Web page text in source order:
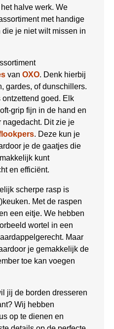
halve werk. We
met handige
je niet wilt missen in
van OXO. Denk hierbij
gardes, of dunschillers.
goed. Elk
grip fijn in de hand en
Dit zie je
. Deze kun je
je de gaatjes die
kunt
en efficiënt.
scherpe rasp is
Met de raspen
een eitje. We hebben
wortel in een
Maar
je gemakkelijk de
toe kan voegen
jij de borden dresseren
Wij hebben
op te dienen en